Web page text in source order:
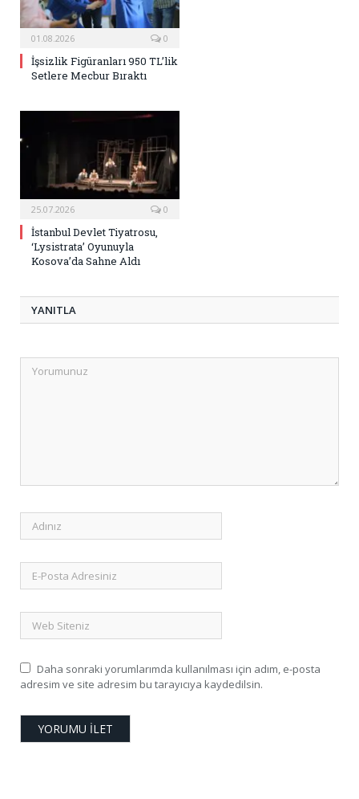
01.08.2026 0
İşsizlik Figüranları 950 TL’lik
Setlere Mecbur Bıraktı
25.07.2026 0
İstanbul Devlet Tiyatrosu,
‘Lysistrata’ Oyunuyla
Kosova’da Sahne Aldı
YANITLA
Daha sonraki yorumlarımda kullanılması için adım, e-posta
adresim ve site adresim bu tarayıcıya kaydedilsin.